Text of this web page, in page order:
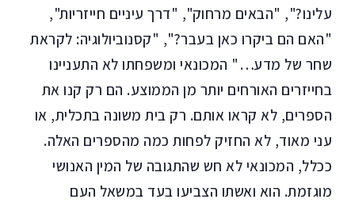
עלינו?", "הבאים מרחוק", "דרך עיניים חייזריות",
"האם הם ביקרו כאן בעבר?", "קסנוביולוגיה: לקראת
שחר של מדע…" המכונאי ומשפחתו לא התעניינו
בחייזרים האורחים יותר מן הממוצע. הם רק קנו את
הספרים, לא קראו אותם. רק בית משונה בתכלית, או
עני מאוד, לא החזיק לפחות כמה מהספרים האלה.
ככלל, המכונאי לא חש שהתגובה של המין האנושי
מוגזמת. הוא ואשתו הצביעו בעד במשאל העם